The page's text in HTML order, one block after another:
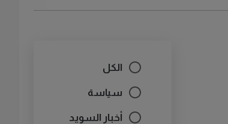
الكل
سياسة
أخبار السويد